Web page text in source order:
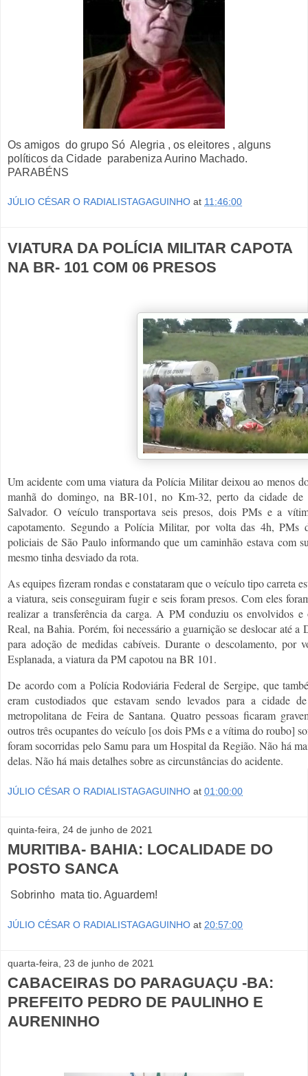
Os amigos do grupo Só Alegria , os eleitores , alguns
políticos da Cidade parabeniza Aurino Machado.
PARABÉNS
JÚLIO CÉSAR O RADIALISTAGAGUINHO at 11:46:00
VIATURA DA POLÍCIA MILITAR CAPOTA
NA BR- 101 COM 06 PRESOS
Um acidente com uma viatura da Polícia Militar deixou ao menos
manhã do domingo, na BR-101, no Km-32, perto da cidade de
Salvador. O veículo transportava seis presos, dois PMs e a
capotamento. Segundo a Polícia Militar, por volta das 4h, PMs
policiais de São Paulo informando que um caminhão estava com
mesmo tinha desviado da rota.
As equipes fizeram rondas e constataram que o veículo tipo carreta
a viatura, seis conseguiram fugir e seis foram presos. Com eles
realizar a transferência da carga. A PM conduziu os envolvidos
Real, na Bahia. Porém, foi necessário a guarnição se deslocar até
para adoção de medidas cabíveis. Durante o descolamento, por
Esplanada, a viatura da PM capotou na BR 101.
De acordo com a Polícia Rodoviária Federal de Sergipe, que
eram custodiados que estavam sendo levados para a cidade
metropolitana de Feira de Santana. Quatro pessoas ficaram
outros três ocupantes do veículo [os dois PMs e a vítima do roubo]
foram socorridas pelo Samu para um Hospital da Região. Não há
delas. Não há mais detalhes sobre as circunstâncias do acidente.
JÚLIO CÉSAR O RADIALISTAGAGUINHO at 01:00:00
quinta-feira, 24 de junho de 2021
MURITIBA- BAHIA: LOCALIDADE DO
POSTO SANCA
Sobrinho mata tio. Aguardem!
JÚLIO CÉSAR O RADIALISTAGAGUINHO at 20:57:00
quarta-feira, 23 de junho de 2021
CABACEIRAS DO PARAGUAÇU -BA:
PREFEITO PEDRO DE PAULINHO E
AURENINHO